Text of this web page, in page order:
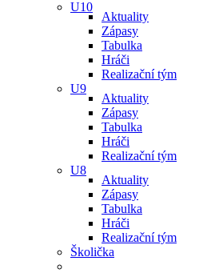
U10
Aktuality
Zápasy
Tabulka
Hráči
Realizační tým
U9
Aktuality
Zápasy
Tabulka
Hráči
Realizační tým
U8
Aktuality
Zápasy
Tabulka
Hráči
Realizační tým
Školička